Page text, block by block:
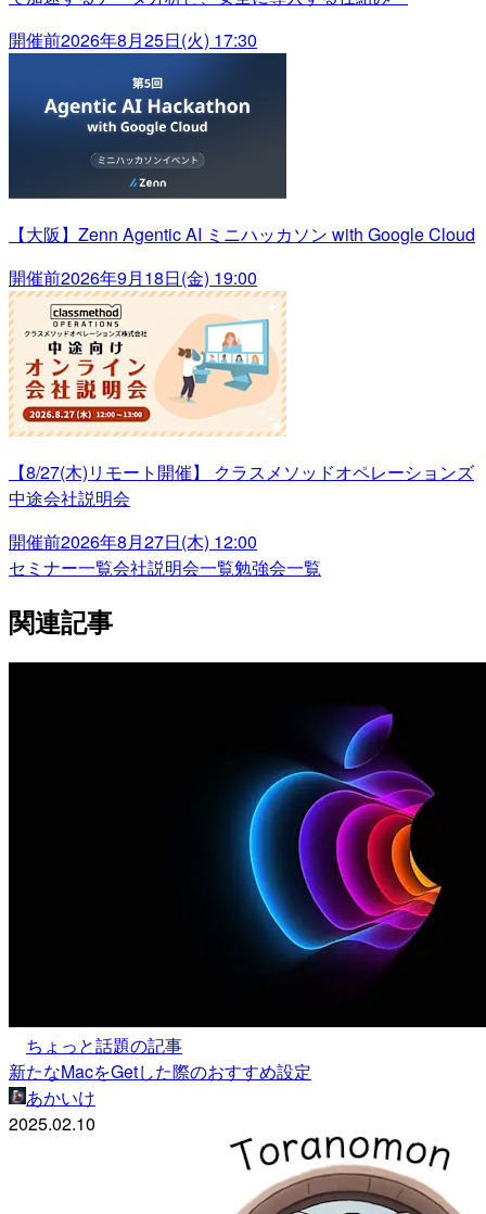
開催前2026年8月25日(火) 17:30
【大阪】Zenn Agentic AI ミニハッカソン with Google Cloud
開催前2026年9月18日(金) 19:00
【8/27(木)リモート開催】 クラスメソッドオペレーションズ
中途会社説明会
開催前2026年8月27日(木) 12:00
セミナー一覧会社説明会一覧勉強会一覧
関連記事
ちょっと話題の記事
新たなMacをGetした際のおすすめ設定
あかいけ
2025.02.10